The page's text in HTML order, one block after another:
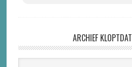
ARCHIEF